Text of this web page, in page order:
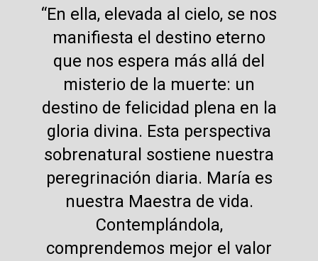
“En ella, elevada al cielo, se nos
manifiesta el destino eterno
que nos espera más allá del
misterio de la muerte: un
destino de felicidad plena en la
gloria divina. Esta perspectiva
sobrenatural sostiene nuestra
peregrinación diaria. María es
nuestra Maestra de vida.
Contemplándola,
comprendemos mejor el valor